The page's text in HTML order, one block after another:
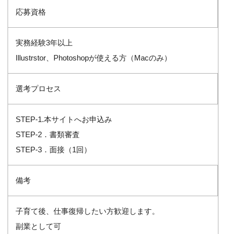
応募資格
実務経験3年以上
Illustrstor、Photoshopが使える方（Macのみ）
選考プロセス
STEP-1.本サイトへお申込み
STEP-2．書類審査
STEP-3．面接（1回）
備考
子育て後、仕事復帰したい方歓迎します。
副業として可